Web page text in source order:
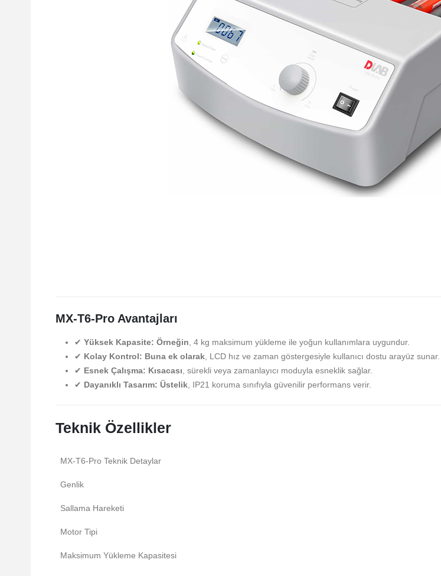
MX-T6-Pro Avantajları
✔ Yüksek Kapasite: Örneğin , 4 kg maksimum yükleme ile yoğun kullanımlara uygundur.
✔ Kolay Kontrol: Buna ek olarak , LCD hız ve zaman göstergesiyle kullanıcı dostu arayüz sunar.
✔ Esnek Çalışma: Kısacası , sürekli veya zamanlayıcı moduyla esneklik sağlar.
✔ Dayanıklı Tasarım: Üstelik , IP21 koruma sınıfıyla güvenilir performans verir.
Teknik Özellikler
MX-T6-Pro Teknik Detaylar
Genlik
Sallama Hareketi
Motor Tipi
Maksimum Yükleme Kapasitesi